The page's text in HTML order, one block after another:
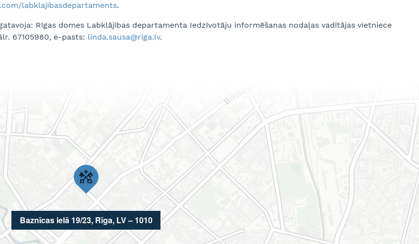
labklajibasdepartaments.
Rīgas domes Labklājības departamenta Iedzīvotāju informēšanas nodaļas vadītājas vietniece
67105980, e-pasts: linda.sausa@riga.lv.
Baznīcas ielā 19/23, Rīga, LV – 1010